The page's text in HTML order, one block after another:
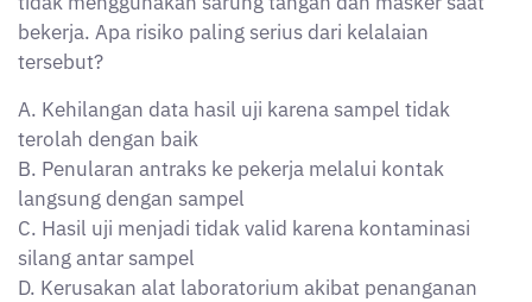
bekerja. Apa risiko paling serius dari kelalaian
tersebut?
A. Kehilangan data hasil uji karena sampel tidak
terolah dengan baik
B. Penularan antraks ke pekerja melalui kontak
langsung dengan sampel
C. Hasil uji menjadi tidak valid karena kontaminasi
silang antar sampel
D. Kerusakan alat laboratorium akibat penanganan